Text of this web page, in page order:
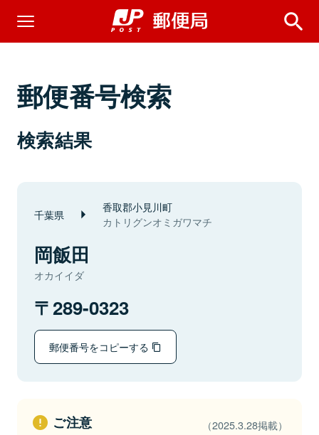
郵便番号検索
検索結果
千葉県 香取郡小見川町
カトリグンオミガワマチ
岡飯田
オカイイダ
289-0323
郵便番号をコピーする
ご注意 （2025.3.28掲載）